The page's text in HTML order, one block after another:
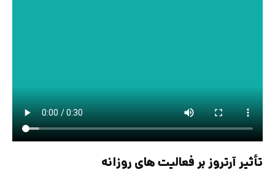
تأثیر آرتروز بر فعالیت‌ های روزانه